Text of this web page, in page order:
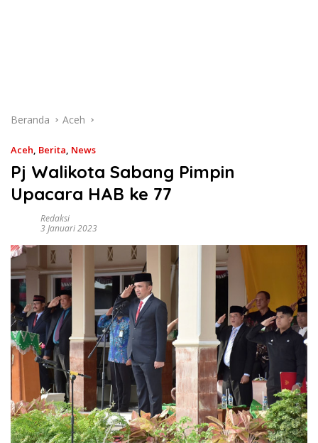
Beranda Aceh
Aceh, Berita, News
Pj Walikota Sabang Pimpin
Upacara HAB ke 77
Redaksi
3 Januari 2023